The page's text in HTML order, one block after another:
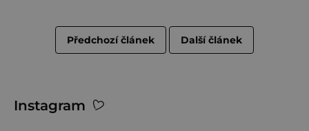
Předchozí článek Další článek
Instagram